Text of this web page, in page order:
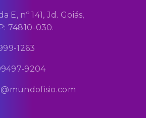
E, nº 141, Jd. Goiás,
74810-030.
1263
9204